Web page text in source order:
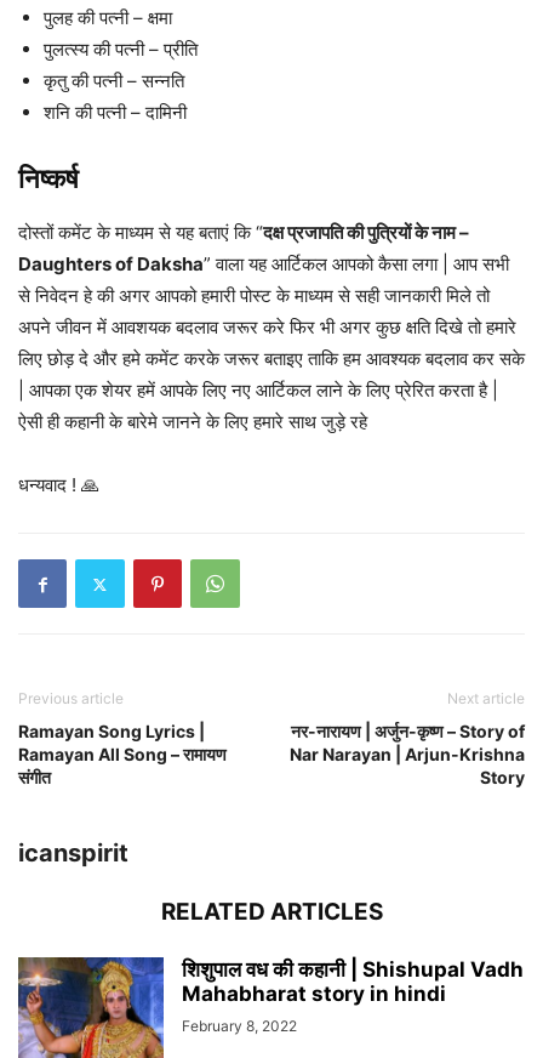
पुलह की पत्नी – क्षमा
पुलत्स्य की पत्नी – प्रीति
कृतु की पत्नी – सन्नति
शनि की पत्नी – दामिनी
निष्कर्ष
दोस्तों कमेंट के माध्यम से यह बताएं कि “दक्ष प्रजापति की पुत्रियों के नाम –
Daughters of Daksha” वाला यह आर्टिकल आपको कैसा लगा | आप सभी
से निवेदन हे की अगर आपको हमारी पोस्ट के माध्यम से सही जानकारी मिले तो
अपने जीवन में आवशयक बदलाव जरूर करे फिर भी अगर कुछ क्षति दिखे तो हमारे
लिए छोड़ दे और हमे कमेंट करके जरूर बताइए ताकि हम आवश्यक बदलाव कर सके
| आपका एक शेयर हमें आपके लिए नए आर्टिकल लाने के लिए प्रेरित करता है |
ऐसी ही कहानी के बारेमे जानने के लिए हमारे साथ जुड़े रहे
धन्यवाद ! 🙏
Previous article
Ramayan Song Lyrics |
Ramayan All Song – रामायण
संगीत
Next article
नर-नारायण | अर्जुन-कृष्ण – Story of
Nar Narayan | Arjun-Krishna
Story
icanspirit
RELATED ARTICLES
शिशुपाल वध की कहानी | Shishupal Vadh
Mahabharat story in hindi
February 8, 2022